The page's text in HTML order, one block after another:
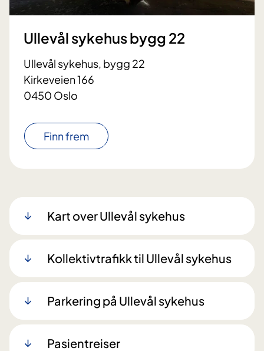
Ullevål sykehus bygg 22
Ullevål sykehus, bygg 22
Kirkeveien 166
0450 Oslo
Finn frem
Kart over Ullevål sykehus
Kollektivtrafikk til Ullevål sykehus
Parkering på Ullevål sykehus
Pasientreiser